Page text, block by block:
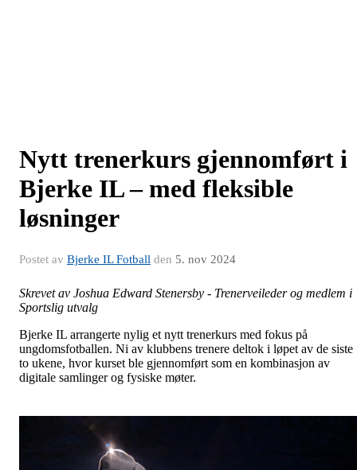
Nytt trenerkurs gjennomført i
Bjerke IL – med fleksible
løsninger
Postet av Bjerke IL Fotball den 5. nov 2024
Skrevet av Joshua Edward Stenersby - Trenerveileder og medlem i
Sportslig utvalg
Bjerke IL arrangerte nylig et nytt trenerkurs med fokus på
ungdomsfotballen. Ni av klubbens trenere deltok i løpet av de siste
to ukene, hvor kurset ble gjennomført som en kombinasjon av
digitale samlinger og fysiske møter.